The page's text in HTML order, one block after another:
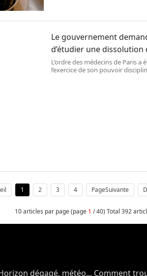
Le gouvernement
d’étudier une dissolution
L’ordre des médecins de Paris
l’exercice de son pouvoir
1 2 3 4 PageSuivante
10 articles par page (page 1 / 40) Total 392
dégagé, météo... Comment